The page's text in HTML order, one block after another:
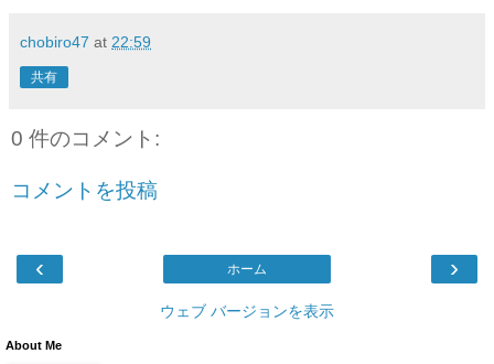
chobiro47 at 22:59
共有
0 件のコメント:
コメントを投稿
‹ ›
ホーム
ウェブ バージョンを表示
About Me